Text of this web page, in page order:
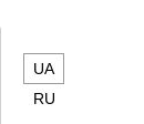
UA
RU